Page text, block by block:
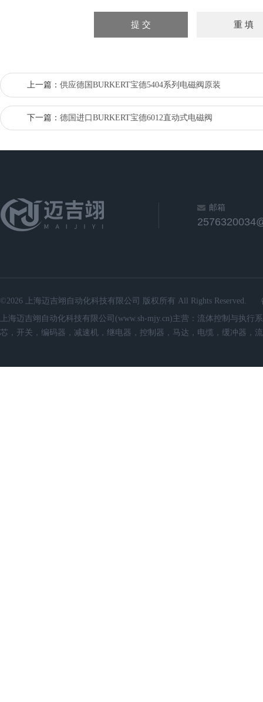
上一篇： 供应德国BURKERT宝德5404系列电磁阀原装
下一篇： 德国进口BURKERT宝德6012直动式电磁阀
邮箱
©2026 上海迈吉翊自动化科技有限公司 版权所有 All Rights Reserved.
上海迈吉翊自动化科技有限公司(www.sh-mjy.cn)主营：流体控制与执
芯，开关，编码器，减速机，继电器，控制器，马达，电缆，缓冲器，